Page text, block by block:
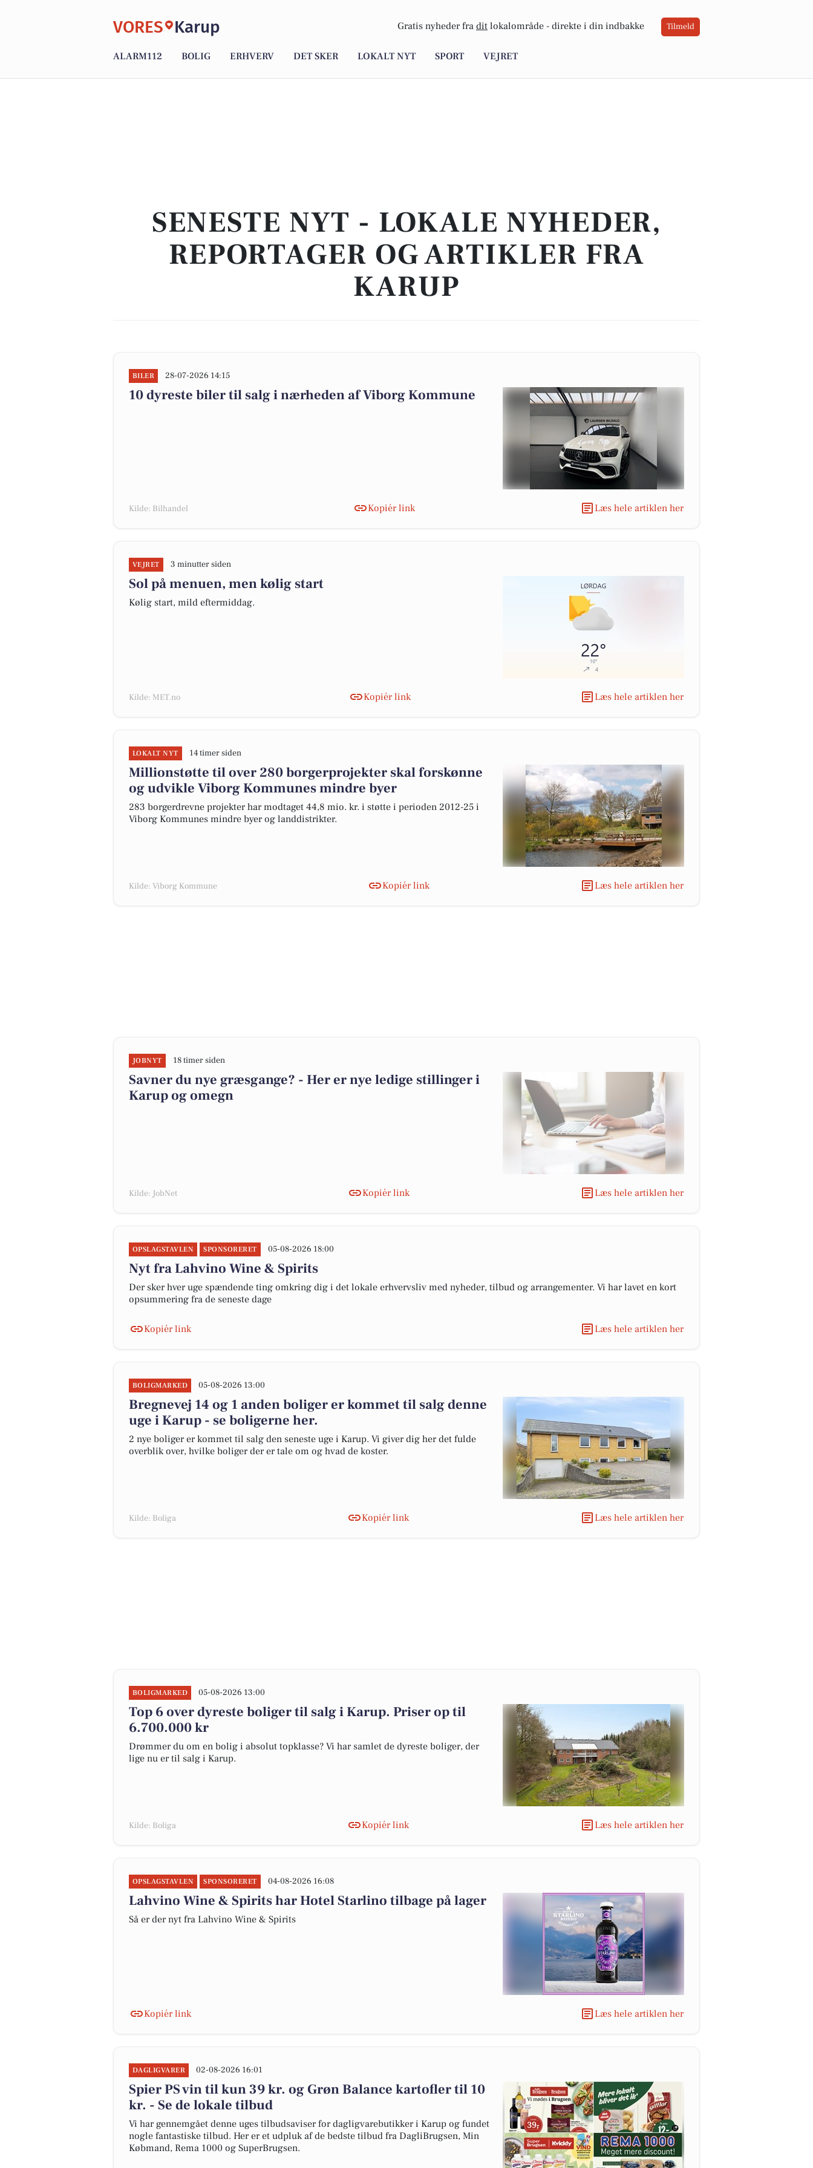
VORES Karup Gratis nyheder fra dit lokalområde - direkte i din indbakke Tilmeld
ALARM112 BOLIG ERHVERV DET SKER LOKALT NYT SPORT VEJRET
SENESTE NYT - LOKALE NYHEDER,
REPORTAGER OG ARTIKLER FRA
KARUP
BILER 28-07-2026 14:15
10 dyreste biler til salg i nærheden af Viborg Kommune
Kilde: Bilhandel Kopiér link Læs hele artiklen her
VEJRET 3 minutter siden
Sol på menuen, men kølig start
Kølig start, mild eftermiddag.
Kilde: MET.no Kopiér link Læs hele artiklen her
LOKALT NYT 14 timer siden
Millionstøtte til over 280 borgerprojekter skal forskønne
og udvikle Viborg Kommunes mindre byer
283 borgerdrevne projekter har modtaget 44,8 mio. kr. i støtte i perioden 2012-25 i
Viborg Kommunes mindre byer og landdistrikter.
Kilde: Viborg Kommune Kopiér link Læs hele artiklen her
JOBNYT 18 timer siden
Savner du nye græsgange? - Her er nye ledige stillinger i
Karup og omegn
Kilde: JobNet Kopiér link Læs hele artiklen her
OPSLAGSTAVLEN SPONSORERET 05-08-2026 18:00
Nyt fra Lahvino Wine & Spirits
Der sker hver uge spændende ting omkring dig i det lokale erhvervsliv med nyheder, tilbud og arrangementer. Vi har lavet en kort
opsummering fra de seneste dage
Kopiér link Læs hele artiklen her
BOLIGMARKED 05-08-2026 13:00
Bregnevej 14 og 1 anden boliger er kommet til salg denne
uge i Karup - se boligerne her.
2 nye boliger er kommet til salg den seneste uge i Karup. Vi giver dig her det fulde
overblik over, hvilke boliger der er tale om og hvad de koster.
Kilde: Boliga Kopiér link Læs hele artiklen her
BOLIGMARKED 05-08-2026 13:00
Top 6 over dyreste boliger til salg i Karup. Priser op til
6.700.000 kr
Drømmer du om en bolig i absolut topklasse? Vi har samlet de dyreste boliger, der
lige nu er til salg i Karup.
Kilde: Boliga Kopiér link Læs hele artiklen her
OPSLAGSTAVLEN SPONSORERET 04-08-2026 16:08
Lahvino Wine & Spirits har Hotel Starlino tilbage på lager
Så er der nyt fra Lahvino Wine & Spirits
Kopiér link Læs hele artiklen her
DAGLIGVARER 02-08-2026 16:01
Spier PS vin til kun 39 kr. og Grøn Balance kartofler til 10
kr. - Se de lokale tilbud
Vi har gennemgået denne uges tilbudsaviser for dagligvarebutikker i Karup og fundet
nogle fantastiske tilbud. Her er et udpluk af de bedste tilbud fra DagliBrugsen, Min
Købmand, Rema 1000 og SuperBrugsen.